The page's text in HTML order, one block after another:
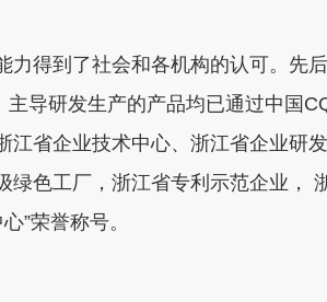
力得到了社会和各机构的认可。先
导研发生产的产品均已通过中国
江省企业技术中心、浙江省企业研
绿色工厂，浙江省专利示范企业，
”荣誉称号。